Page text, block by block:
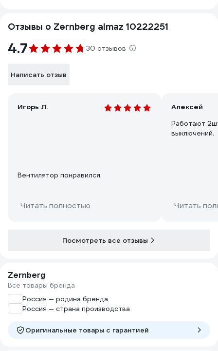
Отзывы о Zernberg almaz 10222251
4.7 30 отзывов
Написать отзыв
Игорь Л.
Вентилятор понравился.
Читать полностью
Алексей
Работают
выключений.
Читать
Посмотреть все отзывы
Zernberg
Все товары бренда
Россия — родина бренда
Россия — страна производства
Оригинальные товары c гарантией